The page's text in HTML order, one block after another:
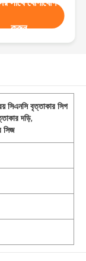
সাথে যোগাযোগ
করুন
সিএনসি বৃত্তাকার সিগ
দড়ি,
সিজ